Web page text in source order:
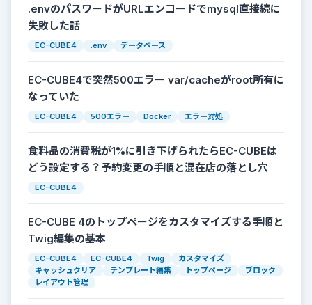
.envのパスワードがURLエンコードでmysql直接続に
失敗した話
EC-CUBE4 .env データベース
EC-CUBE4で突然500エラー var/cacheがroot所有に
なっていた
EC-CUBE4 500エラー Docker エラー対処
食料品の消費税が1%に引き下げられたらEC-CUBEは
どう設定する？予約変更の手順と混在店の落とし穴
EC-CUBE4
EC-CUBE 4のトップページをカスタマイズする手順と
Twig編集の基本
EC-CUBE4 EC-CUBE4 Twig
カスタマイズ
キャッシュクリア
テンプレート編集 トップページ
ブロック
レイアウト管理